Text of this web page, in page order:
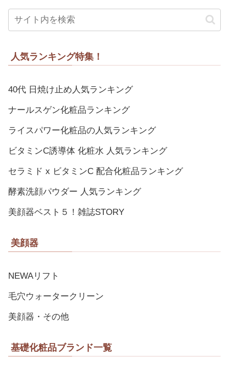
人気ランキング特集！
40代 日焼け止め人気ランキング
ナールスゲン化粧品ランキング
ライスパワー化粧品の人気ランキング
ビタミンC誘導体 化粧水 人気ランキング
セラミド x ビタミンC 配合化粧品ランキング
酵素洗顔パウダー 人気ランキング
美顔器ベスト５！雑誌STORY
美顔器
NEWAリフト
毛穴ウォータークリーン
美顔器・その他
基礎化粧品ブランド一覧